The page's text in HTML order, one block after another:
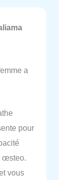
a
pour
œsteo.
vous